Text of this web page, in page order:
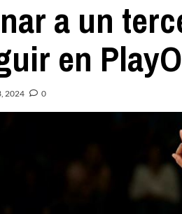
a un
en
2024 0